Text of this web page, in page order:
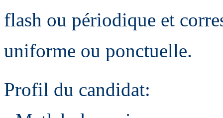
flash ou périodique et
uniforme ou ponctuelle.
Profil du candidat: